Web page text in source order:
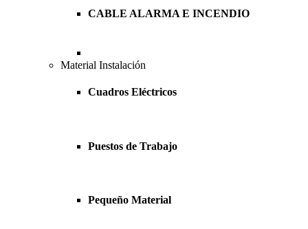
CABLE ALARMA E INCENDIO
Material Instalación
Cuadros Eléctricos
Puestos de Trabajo
Pequeño Material